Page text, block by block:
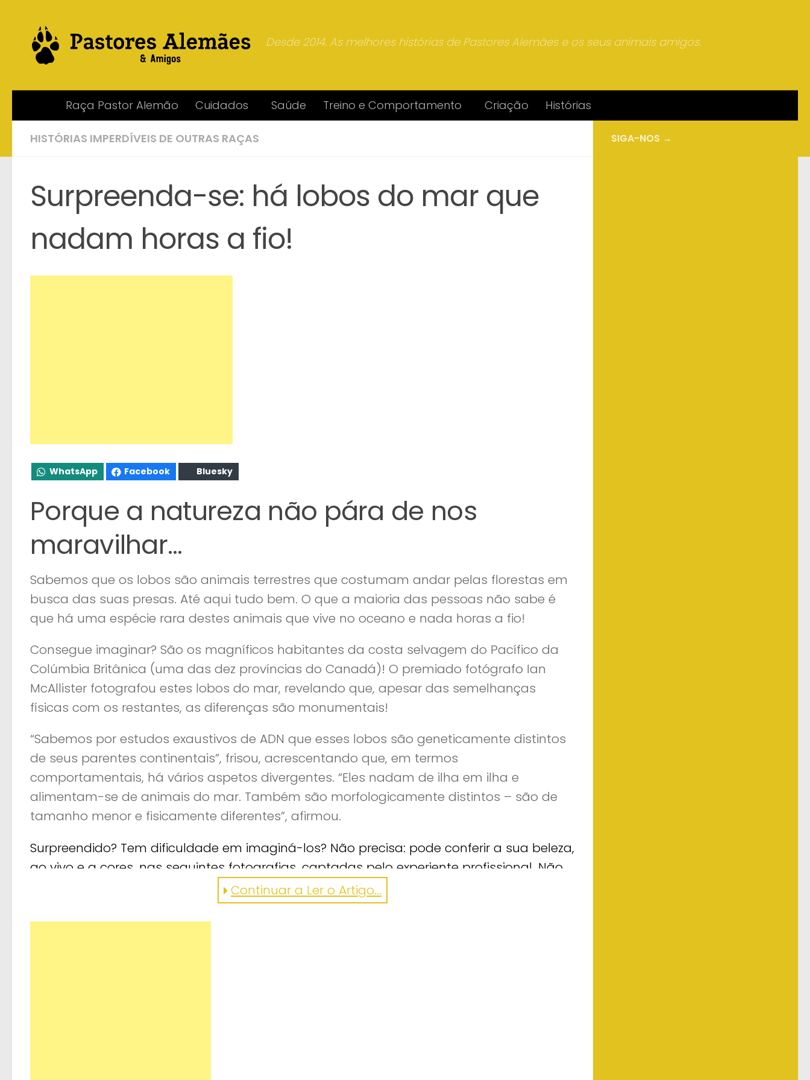
Desde 2014. As melhores histórias de Pastores Alemães e os seus animais amigos.
Raça Pastor Alemão Cuidados Saúde Treino e Comportamento Criação Histórias
HISTÓRIAS IMPERDÍVEIS DE OUTRAS RAÇAS
Surpreenda-se: há lobos do mar que
nadam horas a fio!
WhatsApp Facebook Bluesky
Porque a natureza não pára de nos
maravilhar…
Sabemos que os lobos são animais terrestres que costumam andar pelas florestas em
busca das suas presas. Até aqui tudo bem. O que a maioria das pessoas não sabe é
que há uma espécie rara destes animais que vive no oceano e nada horas a fio!
Consegue imaginar? São os magníficos habitantes da costa selvagem do Pacífico da
Colúmbia Britânica (uma das dez províncias do Canadá)! O premiado fotógrafo Ian
McAllister fotografou estes lobos do mar, revelando que, apesar das semelhanças
físicas com os restantes, as diferenças são monumentais!
“Sabemos por estudos exaustivos de ADN que esses lobos são geneticamente distintos
de seus parentes continentais”, frisou, acrescentando que, em termos
comportamentais, há vários aspetos divergentes. “Eles nadam de ilha em ilha e
alimentam-se de animais do mar. Também são morfologicamente distintos – são de
tamanho menor e fisicamente diferentes”, afirmou.
Surpreendido? Tem dificuldade em imaginá-los? Não precisa: pode conferir a sua beleza,
ao vivo e a cores, nas seguintes fotografias, captadas pelo experiente profissional. Não
Continuar a Ler o Artigo...
SIGA-NOS →